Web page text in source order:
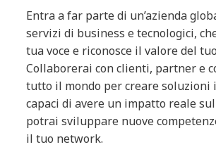
Entra a far parte di un’azienda
servizi di business e tecnologici,
tua voce e riconosce il valore del
Collaborerai con clienti, partner e
tutto il mondo per creare soluzioni
capaci di avere un impatto reale
potrai sviluppare nuove
il tuo network.